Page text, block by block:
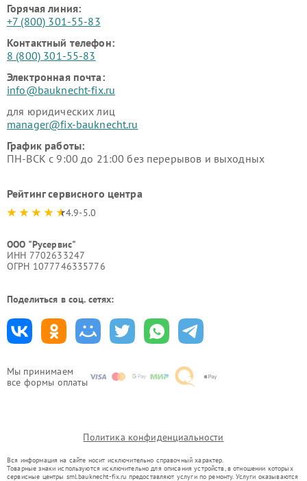
Мы принимаем
все формы оплаты
Горячая линия:
+7 (800) 301-55-83
Контактный телефон:
8 (800) 301-55-83
Электронная почта:
info@bauknecht-fix.ru
для юридических лиц
manager@fix-bauknecht.ru
График работы:
ПН-ВСК с 9:00 до 21:00 без перерывов и выходных
Рейтинг сервисного центра
4.9-5.0
ООО "Русервис"
ИНН 7702633247
ОГРН 1077746335776
Поделиться в соц. сетях:
Политика конфиденциальности
Вся информация на сайте носит исключительно справочный характер.
Товарные знаки используются исключительно для описания устройств, в отношении которых
сервисные центры sml.bauknecht-fix.ru предоставляют услуги по ремонту. Услуги оказываются